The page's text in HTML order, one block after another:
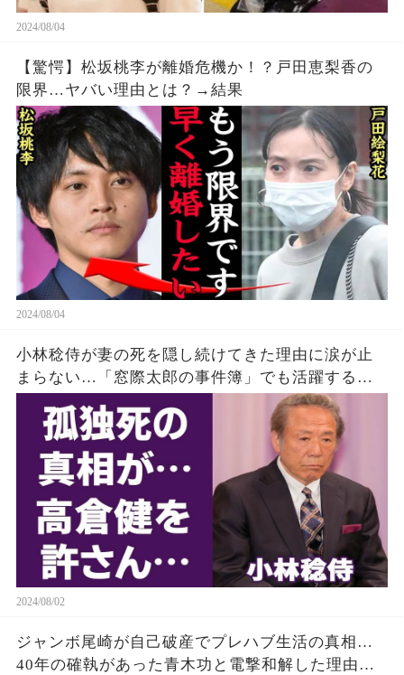
2024/08/04
【驚愕】松坂桃李が離婚危機か！？戸田恵梨香の
限界…ヤバい理由とは？→結果
2024/08/04
小林稔侍が妻の死を隠し続けてきた理由に涙が止
まらない…「窓際太郎の事件簿」でも活躍する俳
優の死ぬまで慕い続けた高倉健が10年後にやっと
明かした不満に一同驚愕！
2024/08/02
ジャンボ尾崎が自己破産でプレハブ生活の真相…
40年の確執があった青木功と電撃和解した理由に